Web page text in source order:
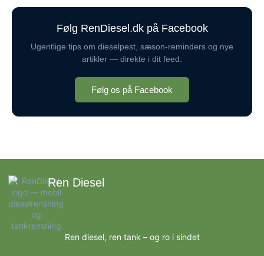
Følg RenDiesel.dk på Facebook
Ugentlige tips om dieselpest, sæson-reminders og nye
artikler — direkte i dit feed.
Følg os på Facebook
Ren Diesel
Ren diesel, ren tank – og ro i sindet